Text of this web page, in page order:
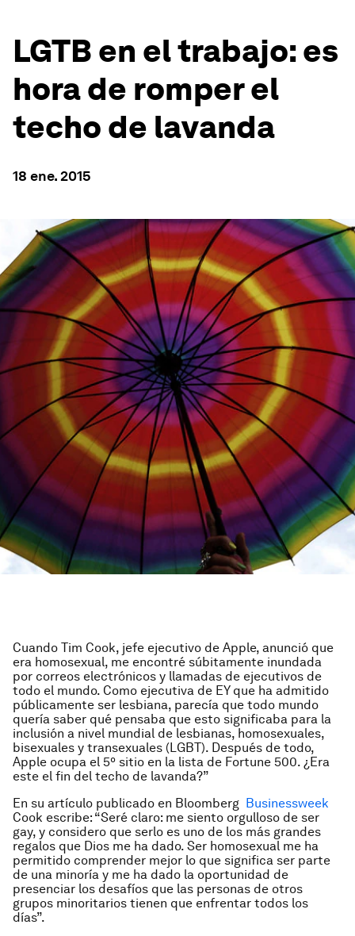
LGTB en el trabajo: es
hora de romper el
techo de lavanda
18 ene. 2015
Cuando Tim Cook, jefe ejecutivo de Apple, anunció que
era homosexual, me encontré súbitamente inundada
por correos electrónicos y llamadas de ejecutivos de
todo el mundo. Como ejecutiva de EY que ha admitido
públicamente ser lesbiana, parecía que todo mundo
quería saber qué pensaba que esto significaba para la
inclusión a nivel mundial de lesbianas, homosexuales,
bisexuales y transexuales (LGBT). Después de todo,
Apple ocupa el 5º sitio en la lista de Fortune 500. ¿Era
este el fin del techo de lavanda?”
En su artículo publicado en Bloomberg Businessweek
Cook escribe: “Seré claro: me siento orgulloso de ser
gay, y considero que serlo es uno de los más grandes
regalos que Dios me ha dado. Ser homosexual me ha
permitido comprender mejor lo que significa ser parte
de una minoría y me ha dado la oportunidad de
presenciar los desafíos que las personas de otros
grupos minoritarios tienen que enfrentar todos los
días”.